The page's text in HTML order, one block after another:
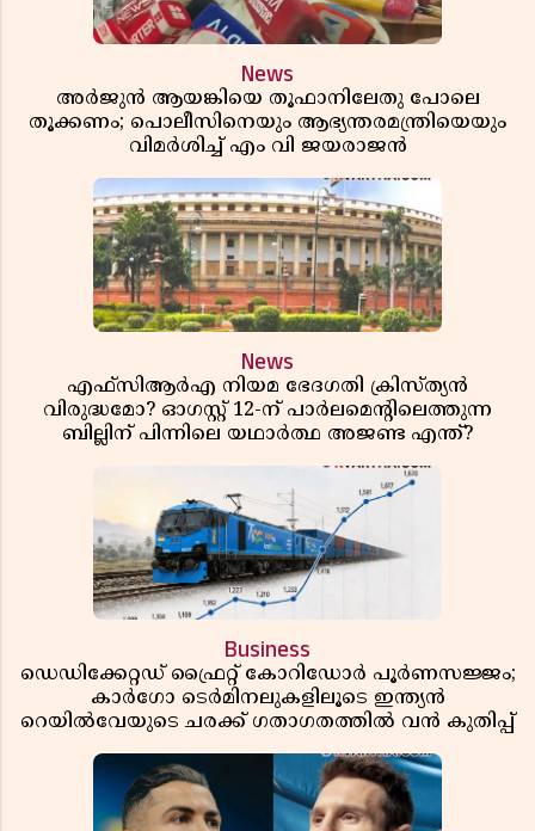
News
അർജുൻ ആയങ്കിയെ തൂഫാനിലേതു പോലെ
തൂക്കണം; പൊലീസിനെയും ആഭ്യന്തരമന്ത്രിയെയും
വിമർശിച്ച് എം വി ജയരാജൻ
News
എഫ്സിആർഎ നിയമ ഭേദഗതി ക്രിസ്ത്യൻ
വിരുദ്ധമോ? ഓഗസ്റ്റ് 12-ന് പാർലമെന്റിലെത്തുന്ന
ബില്ലിന് പിന്നിലെ യഥാർത്ഥ അജണ്ട എന്ത്?
Business
ഡെഡിക്കേറ്റഡ് ഫ്രൈറ്റ് കോറിഡോർ പൂർണസജ്ജം;
കാർഗോ ടെർമിനലുകളിലൂടെ ഇന്ത്യൻ
റെയിൽവേയുടെ ചരക്ക് ഗതാഗതത്തിൽ വൻ കുതിപ്പ്